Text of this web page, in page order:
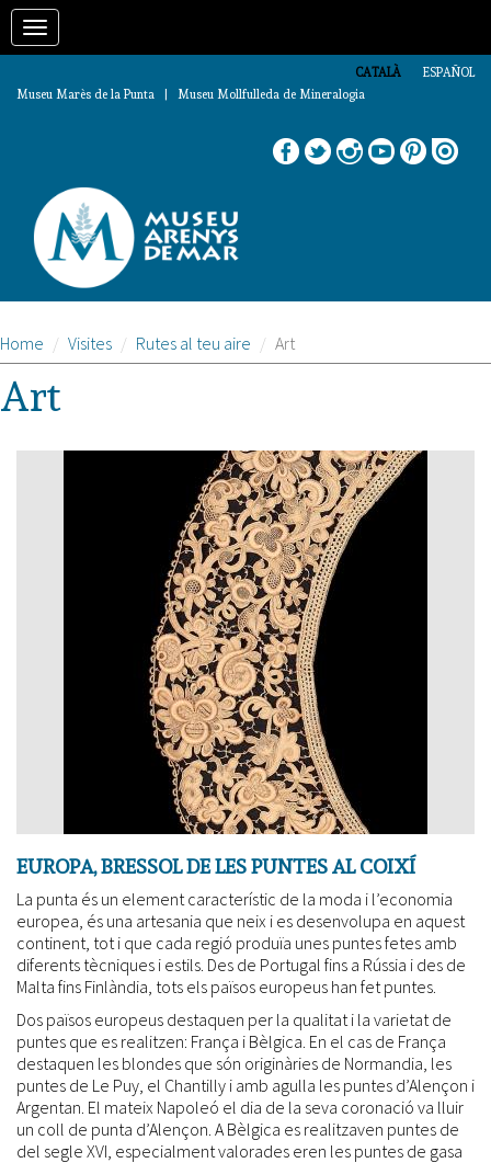
Vés
contingutToggle
ESPAÑOL
CATALÀ
Museu Marès de la Punta | Museu Mollfulleda de Mineralogia
Home Visites Rutes al teu aire Art
Art
EUROPA, BRESSOL DE LES PUNTES AL COIXÍ
La punta és un element característic de la moda i l’economia
europea, és una artesania que neix i es desenvolupa en aquest
continent, tot i que cada regió produïa unes puntes fetes amb
diferents tècniques i estils. Des de Portugal fins a Rússia i des de
Malta fins Finlàndia, tots els països europeus han fet puntes.
Dos països europeus destaquen per la qualitat i la varietat de
puntes que es realitzen: França i Bèlgica. En el cas de França
destaquen les blondes que són originàries de Normandia, les
puntes de Le Puy, el Chantilly i amb agulla les puntes d’Alençon i
Argentan. El mateix Napoleó el dia de la seva coronació va lluir
un coll de punta d’Alençon. A Bèlgica es realitzaven puntes de
del segle XVI, especialment valorades eren les puntes de gasa